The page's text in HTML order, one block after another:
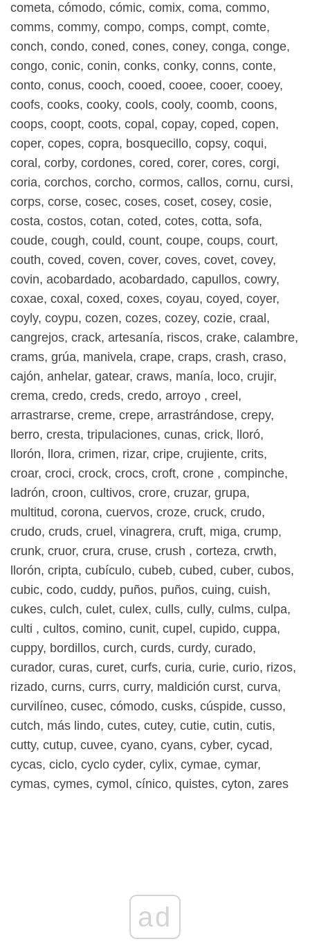
cometa, cómodo, cómic, comix, coma, commo,
comms, commy, compo, comps, compt, comte,
conch, condo, coned, cones, coney, conga, conge,
congo, conic, conin, conks, conky, conns, conte,
conto, conus, cooch, cooed, cooee, cooer, cooey,
coofs, cooks, cooky, cools, cooly, coomb, coons,
coops, coopt, coots, copal, copay, coped, copen,
coper, copes, copra, bosquecillo, copsy, coqui,
coral, corby, cordones, cored, corer, cores, corgi,
coria, corchos, corcho, cormos, callos, cornu, cursi,
corps, corse, cosec, coses, coset, cosey, cosie,
costa, costos, cotan, coted, cotes, cotta, sofa,
coude, cough, could, count, coupe, coups, court,
couth, coved, coven, cover, coves, covet, covey,
covin, acobardado, acobardado, capullos, cowry,
coxae, coxal, coxed, coxes, coyau, coyed, coyer,
coyly, coypu, cozen, cozes, cozey, cozie, craal,
cangrejos, crack, artesanía, riscos, crake, calambre,
crams, grúa, manivela, crape, craps, crash, craso,
cajón, anhelar, gatear, craws, manía, loco, crujir,
crema, credo, creds, credo, arroyo , creel,
arrastrarse, creme, crepe, arrastrándose, crepy,
berro, cresta, tripulaciones, cunas, crick, lloró,
llorón, llora, crimen, rizar, cripe, crujiente, crits,
croar, croci, crock, crocs, croft, crone , compinche,
ladrón, croon, cultivos, crore, cruzar, grupa,
multitud, corona, cuervos, croze, cruck, crudo,
crudo, cruds, cruel, vinagrera, cruft, miga, crump,
crunk, cruor, crura, cruse, crush , corteza, crwth,
llorón, cripta, cubículo, cubeb, cubed, cuber, cubos,
cubic, codo, cuddy, puños, puños, cuing, cuish,
cukes, culch, culet, culex, culls, cully, culms, culpa,
culti , cultos, comino, cunit, cupel, cupido, cuppa,
cuppy, bordillos, curch, curds, curdy, curado,
curador, curas, curet, curfs, curia, curie, curio, rizos,
rizado, curns, currs, curry, maldición curst, curva,
curvilíneo, cusec, cómodo, cusks, cúspide, cusso,
cutch, más lindo, cutes, cutey, cutie, cutin, cutis,
cutty, cutup, cuvee, cyano, cyans, cyber, cycad,
cycas, ciclo, cyclo cyder, cylix, cymae, cymar,
cymas, cymes, cymol, cínico, quistes, cyton, zares
ad